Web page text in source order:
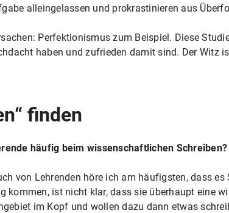
alleingelassen und prokrastinieren aus
Perfektionismus zum Beispiel. Diese
haben und zufrieden damit sind. Der Witz
finden
häufig beim wissenschaftlichen Schreiben?
von Lehrenden höre ich am häufigsten, dass es
kommen, ist nicht klar, dass sie überhaupt eine
im Kopf und wollen dazu dann etwas